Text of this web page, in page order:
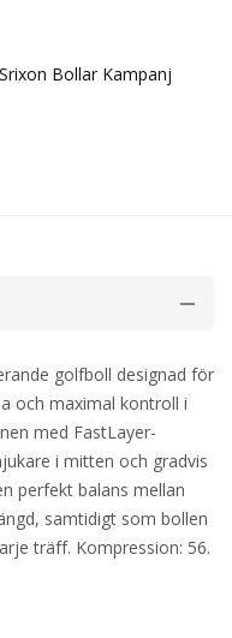
Srixon Bollar Kampanj
golfboll designad för
och maximal kontroll i
med FastLayer-
i mitten och gradvis
perfekt balans mellan
samtidigt som bollen
träff. Kompression: 56.